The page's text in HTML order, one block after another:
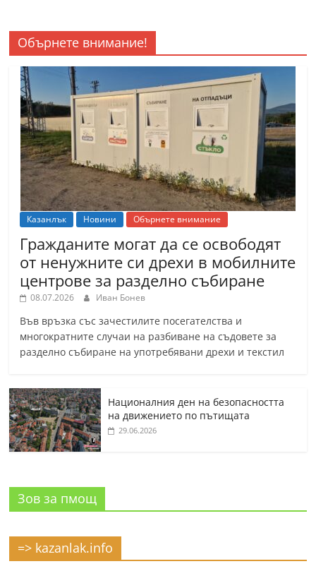
Обърнете внимание!
Казанлък Новини Обърнете внимание
Гражданите могат да се освободят
от ненужните си дрехи в мобилните
центрове за разделно събиране
08.07.2026 Иван Бонев
Във връзка със зачестилите посегателства и
многократните случаи на разбиване на съдовете за
разделно събиране на употребявани дрехи и текстил
Националния ден на безопасността
на движението по пътищата
29.06.2026
Зов за пмощ
=> kazanlak.info